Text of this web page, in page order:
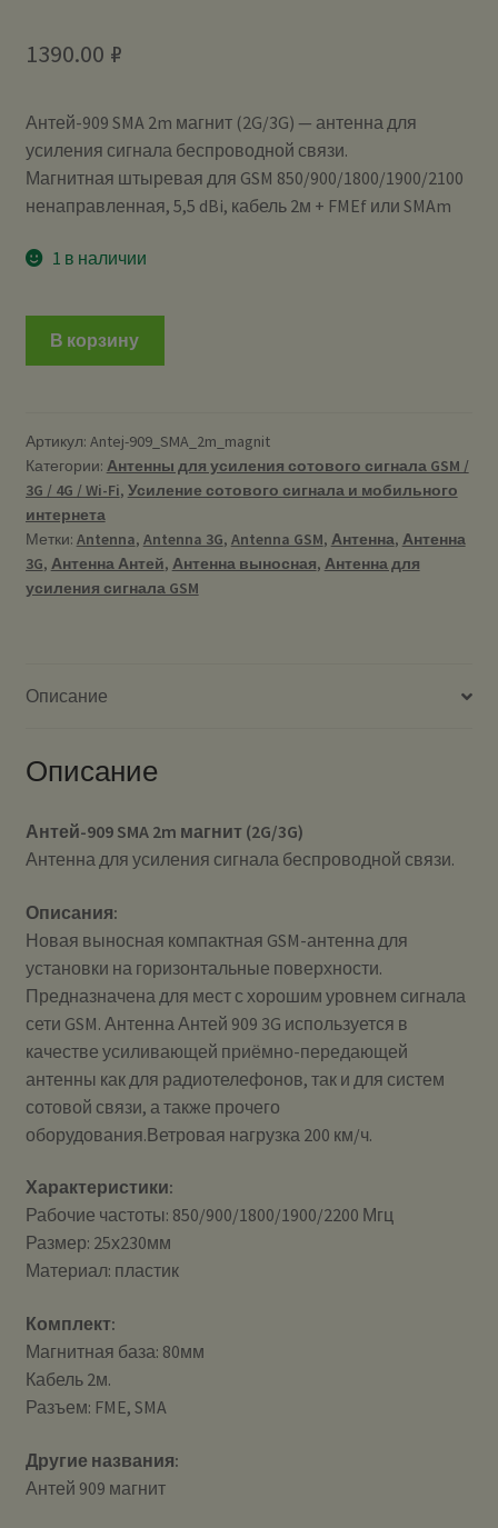
1390.00 ₽
Антей-909 SMA 2m магнит (2G/3G) — антенна для
усиления сигнала беспроводной связи.
Магнитная штыревая для GSM 850/900/1800/1900/2100
ненаправленная, 5,5 dBi, кабель 2м + FMEf или SMAm
1 в наличии
В корзину
Артикул: Antej-909_SMA_2m_magnit
Категории: Антенны для усиления сотового сигнала GSM /
3G / 4G / Wi-Fi, Усиление сотового сигнала и мобильного
интернета
Метки: Antenna, Antenna 3G, Antenna GSM, Антенна, Антенна
3G, Антенна Антей, Антенна выносная, Антенна для
усиления сигнала GSM
Описание
Описание
Антей-909 SMA 2m магнит (2G/3G)
Антенна для усиления сигнала беспроводной связи.
Описания:
Новая выносная компактная GSM-антенна для
установки на горизонтальные поверхности.
Предназначена для мест с хорошим уровнем сигнала
сети GSM. Антенна Антей 909 3G используется в
качестве усиливающей приёмно-передающей
антенны как для радиотелефонов, так и для систем
сотовой связи, а также прочего
оборудования.Ветровая нагрузка 200 км/ч.
Характеристики:
Рабочие частоты: 850/900/1800/1900/2200 Мгц
Размер: 25х230мм
Материал: пластик
Комплект:
Магнитная база: 80мм
Кабель 2м.
Разъем: FME, SMA
Другие названия:
Антей 909 магнит